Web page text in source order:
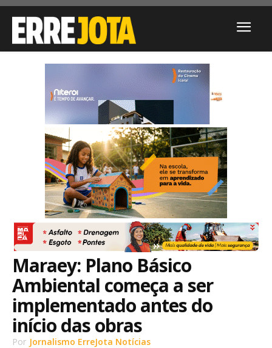
Maraey: Plano Básico
Ambiental começa a ser
implementado antes do
início das obras
Por Jornalismo ErreJota Notícias